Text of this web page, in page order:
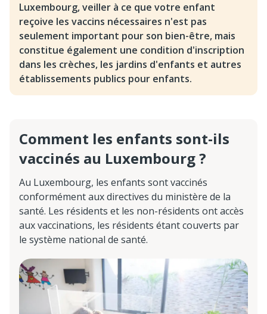
Luxembourg, veiller à ce que votre enfant
reçoive les vaccins nécessaires n'est pas
seulement important pour son bien-être, mais
constitue également une condition d'inscription
dans les crèches, les jardins d'enfants et autres
établissements publics pour enfants.
Comment les enfants sont-ils
vaccinés au Luxembourg ?
Au Luxembourg, les enfants sont vaccinés
conformément aux directives du ministère de la
santé. Les résidents et les non-résidents ont accès
aux vaccinations, les résidents étant couverts par
le système national de santé.